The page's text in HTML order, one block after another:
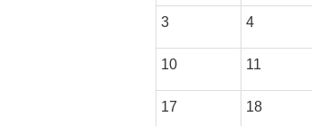
3 4
10 11
17 18